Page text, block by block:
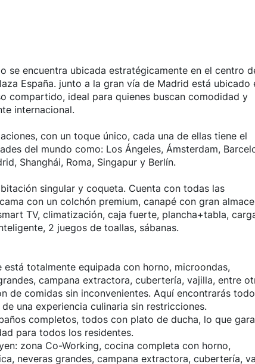
se encuentra ubicada estratégicamente en el centro
España. junto a la gran vía de Madrid está ubicado
compartido, ideal para quienes buscan comodidad y
internacional.
con un toque único, cada una de ellas tiene el
del mundo como: Los Ángeles, Ámsterdam,
Shanghái, Roma, Singapur y Berlín.
singular y coqueta. Cuenta con todas las
con un colchón premium, canapé con gran
TV, climatización, caja fuerte, plancha+tabla,
2 juegos de toallas, sábanas.
está totalmente equipada con horno, microondas,
campana extractora, cubertería, vajilla, entre
de comidas sin inconvenientes. Aquí encontrarás
una experiencia culinaria sin restricciones.
completos, todos con plato de ducha, lo que
para todos los residentes.
zona Co-Working, cocina completa con horno,
neveras grandes, campana extractora, cubertería,